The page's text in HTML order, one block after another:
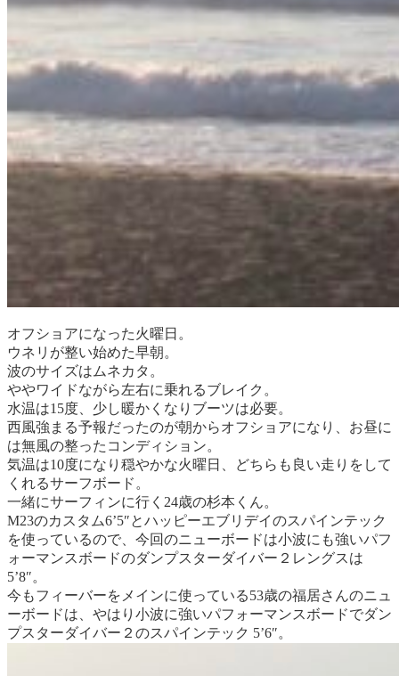
オフショアになった火曜日。
ウネリが整い始めた早朝。
波のサイズはムネカタ。
ややワイドながら左右に乗れるブレイク。
水温は15度、少し暖かくなりブーツは必要。
西風強まる予報だったのが朝からオフショアになり、お昼に
は無風の整ったコンディション。
気温は10度になり穏やかな火曜日、どちらも良い走りをして
くれるサーフボード。
一緒にサーフィンに行く24歳の杉本くん。
M23のカスタム6’5″とハッピーエブリデイのスパインテック
を使っているので、今回のニューボードは小波にも強いパフ
ォーマンスボードのダンプスターダイバー２レングスは
5’8″。
今もフィーバーをメインに使っている53歳の福居さんのニュ
ーボードは、やはり小波に強いパフォーマンスボードでダン
プスターダイバー２のスパインテック 5’6″。